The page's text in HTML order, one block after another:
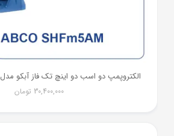
الکتروپمپ دو اسب دو اینچ تک فاز آبکو مدل ABCO SHFm5AM
30,400,000 تومان